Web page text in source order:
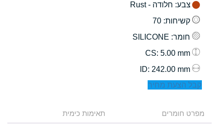
צבע: חלודה - Rust
קשיחות: 70
חומר: SILICONE
: 5.00 mm
: 242.00 mm
קבל הצעת מחיר
מפרט חומרים תאימות כימית